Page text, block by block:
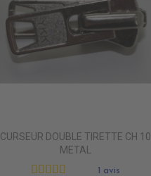
CURSEUR DOUBLE TIRETTE CH 10
METAL
1 avis